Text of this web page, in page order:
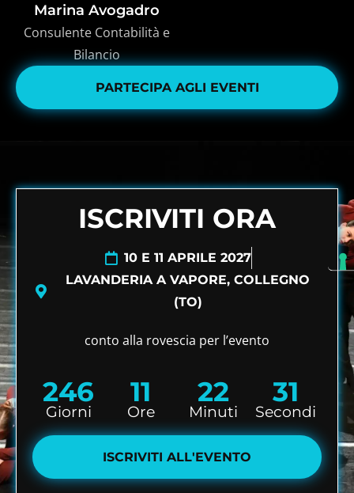
Marina Avogadro
Consulente Contabilità e
Bilancio
PARTECIPA AGLI EVENTI
ISCRIVITI ORA
10 E 11 APRILE 2027
LAVANDERIA A VAPORE, COLLEGNO
(TO)
conto alla rovescia per l’evento
246
Giorni
11
Ore
22
Minuti
29
Secondi
ISCRIVITI ALL'EVENTO